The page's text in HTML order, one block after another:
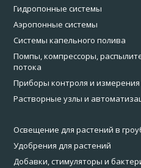
Гидропонные системы
Аэропонные системы
Системы капельного полива
Помпы, компрессоры,
потока
Приборы контроля и измерения
Растворные узлы и
Освещение для растений в
Удобрения для растений
Добавки, стимуляторы и